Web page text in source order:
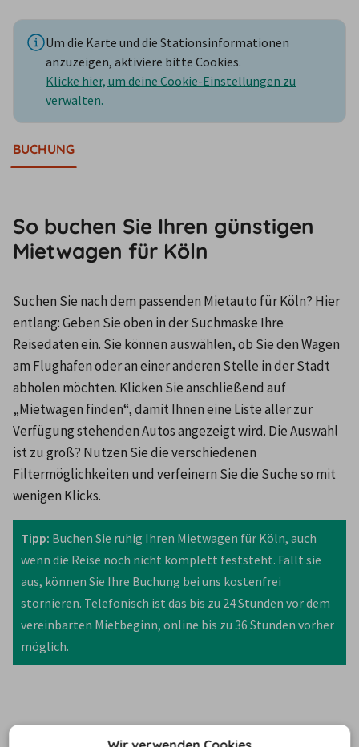
Um die Karte und die Stationsinformationen
anzuzeigen, aktiviere bitte Cookies.
Klicke hier, um deine Cookie-Einstellungen zu
verwalten.
BUCHUNG
So buchen Sie Ihren günstigen
Mietwagen für Köln
Suchen Sie nach dem passenden Mietauto für Köln? Hier
entlang: Geben Sie oben in der Suchmaske Ihre
Reisedaten ein. Sie können auswählen, ob Sie den Wagen
am Flughafen oder an einer anderen Stelle in der Stadt
abholen möchten. Klicken Sie anschließend auf
„Mietwagen finden“, damit Ihnen eine Liste aller zur
Verfügung stehenden Autos angezeigt wird. Die Auswahl
ist zu groß? Nutzen Sie die verschiedenen
Filtermöglichkeiten und verfeinern Sie die Suche so mit
wenigen Klicks.
Tipp: Buchen Sie ruhig Ihren Mietwagen für Köln, auch
wenn die Reise noch nicht komplett feststeht. Fällt sie
aus, können Sie Ihre Buchung bei uns kostenfrei
stornieren. Telefonisch ist das bis zu 24 Stunden vor dem
vereinbarten Mietbeginn, online bis zu 36 Stunden vorher
möglich.